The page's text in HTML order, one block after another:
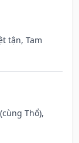
tận, Tam
Thổ),